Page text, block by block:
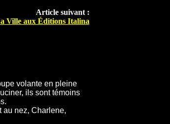
Article suivant :
Ville aux Éditions Italina
volante en pleine
ils sont témoins
au nez, Charlene,